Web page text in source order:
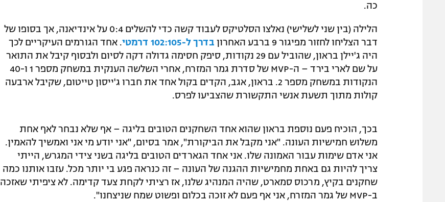
כה.
הלילה (בין שני לשלישי) נאלצו הסלטיקס לעבוד קשה כדי להשלים 0:4 על אינדיאנה, אך בסופו של
דבר הצליחו לחזור מפיגור 9 ברבע האחרון
בדרך ל-102:105 דרמטי
. אחד הגורמים העיקריים לכך
היה ג'יילן בראון, שהוביל עם 29 נקודות, סיפק חסימה גדולה דקה לסיום ולבסוף קיבל את התואר
על שם לארי בירד – ה-MVP של סדרת גמר המזרח, אחרי השלשה הענקית במשחק מספר 1 ו-40
הנקודות במשחק מספר 2. בראון, אגב, הקדים בקול אחד את חברו ג'ייסון טייטום, שקיבל ארבעה
קולות מתוך תשעת אנשי התקשורת שהצביעו לפרס.
בכך, הוכיח פעם נוספת בראון שהוא אחד השחקנים הטובים בליגה – אף שלא נבחר לאף אחת
משלוש חמישיות העונה. "אני מקבל את הביקורת", אמר בסיום, "אני יודע מי אני ואמשיך להאמין.
אני אדם שימות עבור האמונה שלו. אני אחד הגארדים הטובים בליגה בשני צידי המגרש, הייתי
צריך להיות גם באחת מחמישיות ההגנה של העונה – זה כנראה פגע בי יותר מכל. עזבו אותנו כמה
שחקנים בקיץ, מרכוס סמארט, שהיה המנהיג שלנו, אז רציתי לקחת צעד קדימה. לא ציפיתי שאזכה
ב-MVP של גמר המזרח, אני אף פעם לא זוכה בכלום ופשוט שמח שניצחנו".